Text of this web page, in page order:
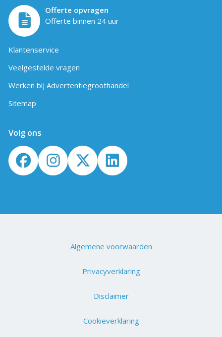
Offerte opvragen
Offerte binnen 24 uur
Klantenservice
Veelgestelde vragen
Werken bij Advertentiegroothandel
Sitemap
Volg ons
Algemene voorwaarden
Privacyverklaring
Disclaimer
Cookieverklaring